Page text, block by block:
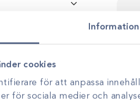
Information
cookies
för att anpassa
för sociala medier och
Vi